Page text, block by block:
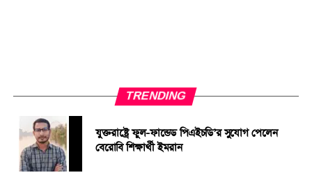
তোলা; এবং ক্যাম্পাসকে সব শিক্ষার্থীর জন্য সমান, বৈষম্যহীন ও
নিরাপদ শিক্ষাঙ্গনে পরিণত করা।
TRENDING
যুক্তরাষ্ট্রে ফুল-ফান্ডেড পিএইচডি’র সুযোগ পেলেন
বেরোবি শিক্ষার্থী ইমরান